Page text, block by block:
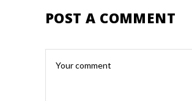
POST A COMMENT